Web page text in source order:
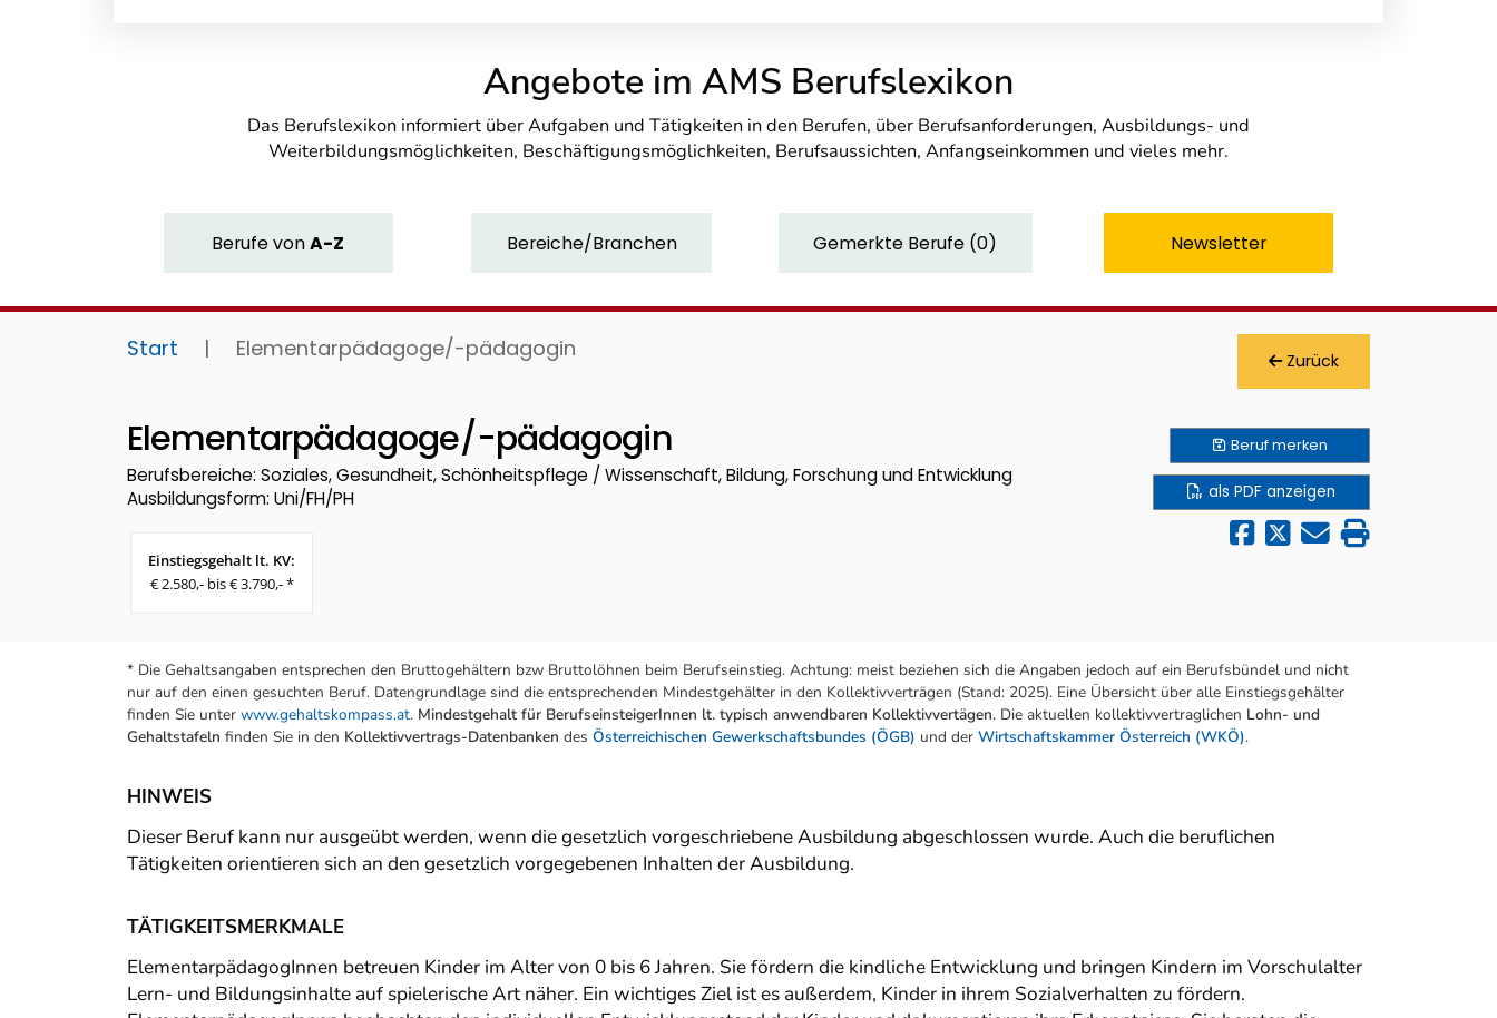
Angebote im AMS Berufslexikon
Das Berufslexikon informiert über Aufgaben und Tätigkeiten in den Berufen, über Berufsanforderungen, Ausbildungs- und
Weiterbildungsmöglichkeiten, Beschäftigungsmöglichkeiten, Berufsaussichten, Anfangseinkommen und vieles mehr.
BerufevonA-Z Bereiche/Branchen Gemerkte Berufe (0) Newsletter
Start | Elementarpädagoge/-pädagogin Zurück
Elementarpädagoge/-pädagogin
Berufsbereiche: Soziales, Gesundheit, Schönheitspflege / Wissenschaft, Bildung, Forschung und Entwicklung
Ausbildungsform: Uni/FH/PH
Einstiegsgehalt lt. KV:
€ 2.580,- bis € 3.790,- *
Berufmerken
als PDF anzeigen
* Die Gehaltsangaben entsprechen den Bruttogehältern bzw Bruttolöhnen beim Berufseinstieg. Achtung: meist beziehen sich die Angaben jedoch auf ein Berufsbündel und nicht
nur auf den einen gesuchten Beruf. Datengrundlage sind die entsprechenden Mindestgehälter in den Kollektivverträgen (Stand: 2025). Eine Übersicht über alle Einstiegsgehälter
finden Sie unter www.gehaltskompass.at. Mindestgehalt für BerufseinsteigerInnen lt. typisch anwendbaren Kollektivvertägen. Die aktuellen kollektivvertraglichen Lohn- und
Gehaltstafeln finden Sie in den Kollektivvertrags-Datenbanken des Österreichischen Gewerkschaftsbundes (ÖGB) und der Wirtschaftskammer Österreich (WKÖ).
HINWEIS
Dieser Beruf kann nur ausgeübt werden, wenn die gesetzlich vorgeschriebene Ausbildung abgeschlossen wurde. Auch die beruflichen
Tätigkeiten orientieren sich an den gesetzlich vorgegebenen Inhalten der Ausbildung.
TÄTIGKEITSMERKMALE
ElementarpädagogInnen betreuen Kinder im Alter von 0 bis 6 Jahren. Sie fördern die kindliche Entwicklung und bringen Kindern im Vorschulalter
Lern- und Bildungsinhalte auf spielerische Art näher. Ein wichtiges Ziel ist es außerdem, Kinder in ihrem Sozialverhalten zu fördern.